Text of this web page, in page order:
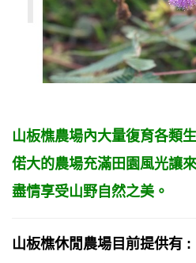
山板樵農場內大量復育各類
偌大的農場充滿田園風光讓
盡情享受山野自然之美。
山板樵休閒農場目前提供有 :